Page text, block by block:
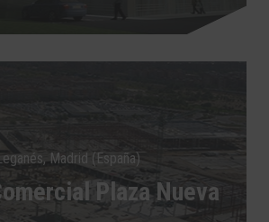
Madrid (España)
Plaza Nueva